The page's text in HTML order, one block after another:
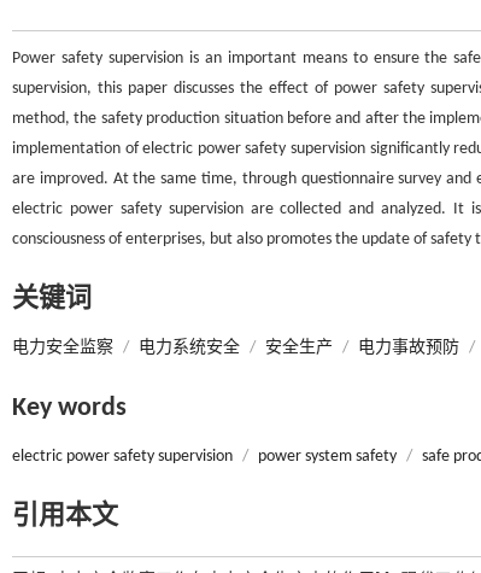
Power safety supervision is an important means to ensure the
supervision, this paper discusses the effect of power safety
method, the safety production situation before and after the
implementation of electric power safety supervision significantly
are improved. At the same time, through questionnaire survey
electric power safety supervision are collected and analyzed. It
consciousness of enterprises, but also promotes the update of
关键词
电力安全监察 / 电力系统安全 / 安全生产 / 电力事故预防 /
Key words
electric power safety supervision / power system safety / safe
引用本文